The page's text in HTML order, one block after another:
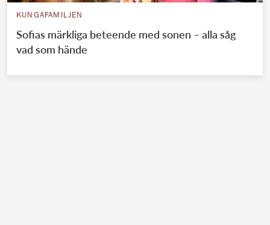
KUNGAFAMILJEN
Sofias märkliga beteende med sonen – alla såg
vad som hände